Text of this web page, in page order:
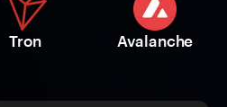
Tron Avalanche